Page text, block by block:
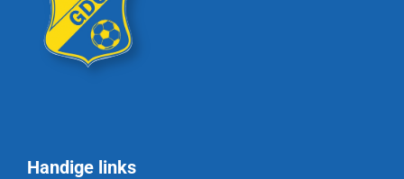
Handige links